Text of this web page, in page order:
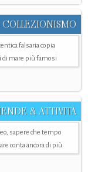
COLLEZIONISMO
falsaria copia
di mare più famosi
& ATTIVITÀ
sapere che tempo
conta ancora di più